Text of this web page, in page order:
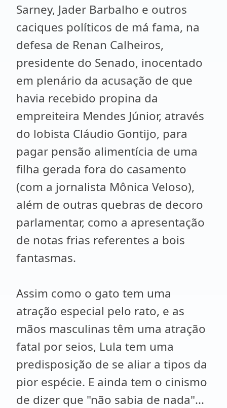
Sarney, Jader Barbalho e outros
caciques políticos de má fama, na
defesa de Renan Calheiros,
presidente do Senado, inocentado
em plenário da acusação de que
havia recebido propina da
empreiteira Mendes Júnior, através
do lobista Cláudio Gontijo, para
pagar pensão alimentícia de uma
filha gerada fora do casamento
(com a jornalista Mônica Veloso),
além de outras quebras de decoro
parlamentar, como a apresentação
de notas frias referentes a bois
fantasmas.
Assim como o gato tem uma
atração especial pelo rato, e as
mãos masculinas têm uma atração
fatal por seios, Lula tem uma
predisposição de se aliar a tipos da
pior espécie. E ainda tem o cinismo
de dizer que "não sabia de nada"...